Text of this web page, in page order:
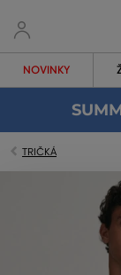
NOVINKY
TRIČKÁ